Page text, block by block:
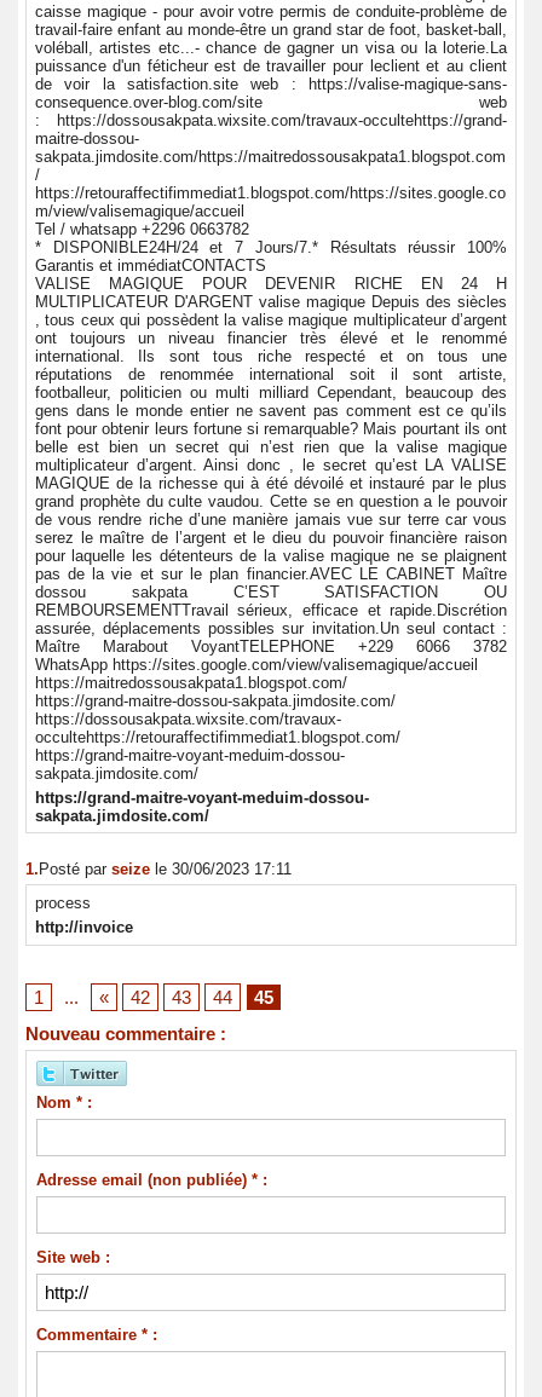
caisse magique - pour avoir votre permis de conduite-problème de
travail-faire enfant au monde-être un grand star de foot, basket-ball,
voléball, artistes etc...- chance de gagner un visa ou la loterie.La
puissance d'un féticheur est de travailler pour leclient et au client
de voir la satisfaction.site web : https://valise-magique-sans-
consequence.over-blog.com/site web
: https://dossousakpata.wixsite.com/travaux-occultehttps://grand-
maitre-dossou-
sakpata.jimdosite.com/https://maitredossousakpata1.blogspot.com
/
https://retouraffectifimmediat1.blogspot.com/https://sites.google.co
m/view/valisemagique/accueil
Tel / whatsapp +2296 0663782
* DISPONIBLE24H/24 et 7 Jours/7.* Résultats réussir 100%
Garantis et immédiatCONTACTS
VALISE MAGIQUE POUR DEVENIR RICHE EN 24 H
MULTIPLICATEUR D'ARGENT valise magique Depuis des siècles
, tous ceux qui possèdent la valise magique multiplicateur d’argent
ont toujours un niveau financier très élevé et le renommé
international. Ils sont tous riche respecté et on tous une
réputations de renommée international soit il sont artiste,
footballeur, politicien ou multi milliard Cependant, beaucoup des
gens dans le monde entier ne savent pas comment est ce qu’ils
font pour obtenir leurs fortune si remarquable? Mais pourtant ils ont
belle est bien un secret qui n’est rien que la valise magique
multiplicateur d’argent. Ainsi donc , le secret qu’est LA VALISE
MAGIQUE de la richesse qui à été dévoilé et instauré par le plus
grand prophète du culte vaudou. Cette se en question a le pouvoir
de vous rendre riche d’une manière jamais vue sur terre car vous
serez le maître de l’argent et le dieu du pouvoir financière raison
pour laquelle les détenteurs de la valise magique ne se plaignent
pas de la vie et sur le plan financier.AVEC LE CABINET Maître
dossou sakpata C’EST SATISFACTION OU
REMBOURSEMENTTravail sérieux, efficace et rapide.Discrétion
assurée, déplacements possibles sur invitation.Un seul contact :
Maître Marabout VoyantTELEPHONE +229 6066 3782
WhatsApp https://sites.google.com/view/valisemagique/accueil
https://maitredossousakpata1.blogspot.com/
https://grand-maitre-dossou-sakpata.jimdosite.com/
https://dossousakpata.wixsite.com/travaux-
occultehttps://retouraffectifimmediat1.blogspot.com/
https://grand-maitre-voyant-meduim-dossou-
sakpata.jimdosite.com/
https://grand-maitre-voyant-meduim-dossou-
sakpata.jimdosite.com/
1. Posté par seize le 30/06/2023 17:11
process
http://invoice
1 ... « 42 43 44
45
Nouveau commentaire :
Nom * :
Adresse email (non publiée) * :
Site web :
Commentaire * :